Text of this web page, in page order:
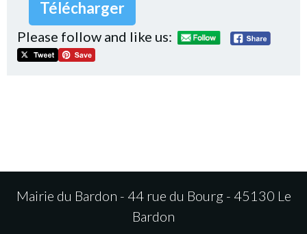
Télécharger
Please follow and like us:
Mairie du Bardon - 44 rue du Bourg - 45130 Le
Bardon